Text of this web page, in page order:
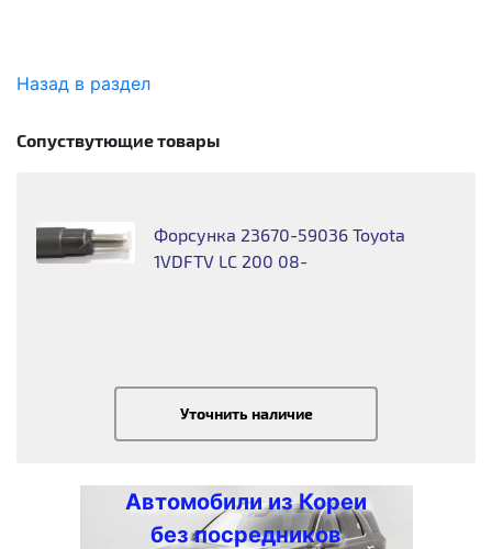
Назад в раздел
Сопуствутющие товары
Форсунка 23670-59036 Toyota
1VDFTV LC 200 08-
Уточнить наличие
Автомобили из Кореи
без посредников